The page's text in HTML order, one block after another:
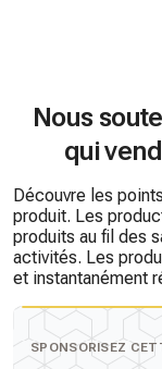
Nous
qui
Découvre les
produit. Les
produits au fil des
activités. Les
et instantanément
SPONSORISEZ